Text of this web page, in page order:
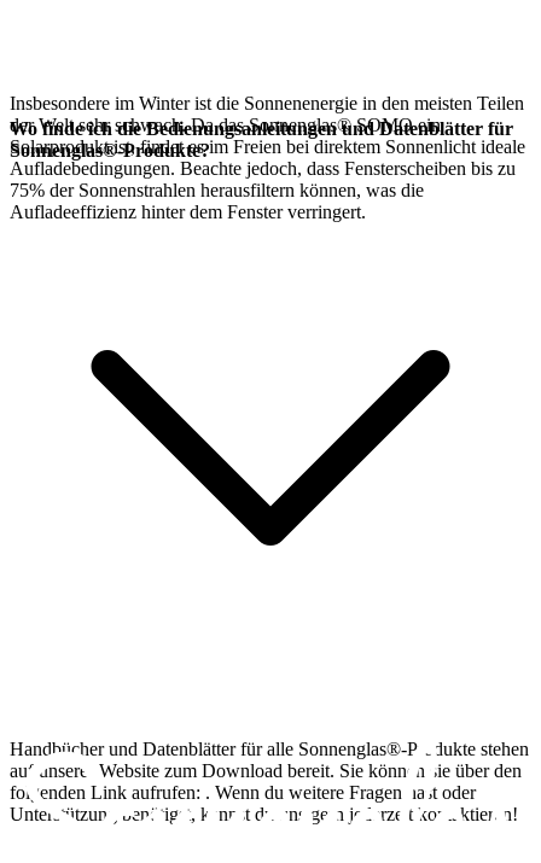
Insbesondere im Winter ist die Sonnenenergie in den meisten Teilen
der Welt sehr schwach. Da das Sonnenglas® SOMO ein
Solarprodukt ist, findet es im Freien bei direktem Sonnenlicht ideale
Aufladebedingungen. Beachte jedoch, dass Fensterscheiben bis zu
75% der Sonnenstrahlen herausfiltern können, was die
Aufladeeffizienz hinter dem Fenster verringert.
Wo finde ich die Bedienungsanleitungen und Datenblätter für
Sonnenglas®-Produkte?
Handbücher und Datenblätter für alle Sonnenglas®-Produkte stehen
auf unserer Website zum Download bereit. Sie können sie über den
folgenden Link aufrufen: . Wenn du weitere Fragen hast oder
Unterstützung benötigst, kannst du uns gern jederzeit kontaktieren!